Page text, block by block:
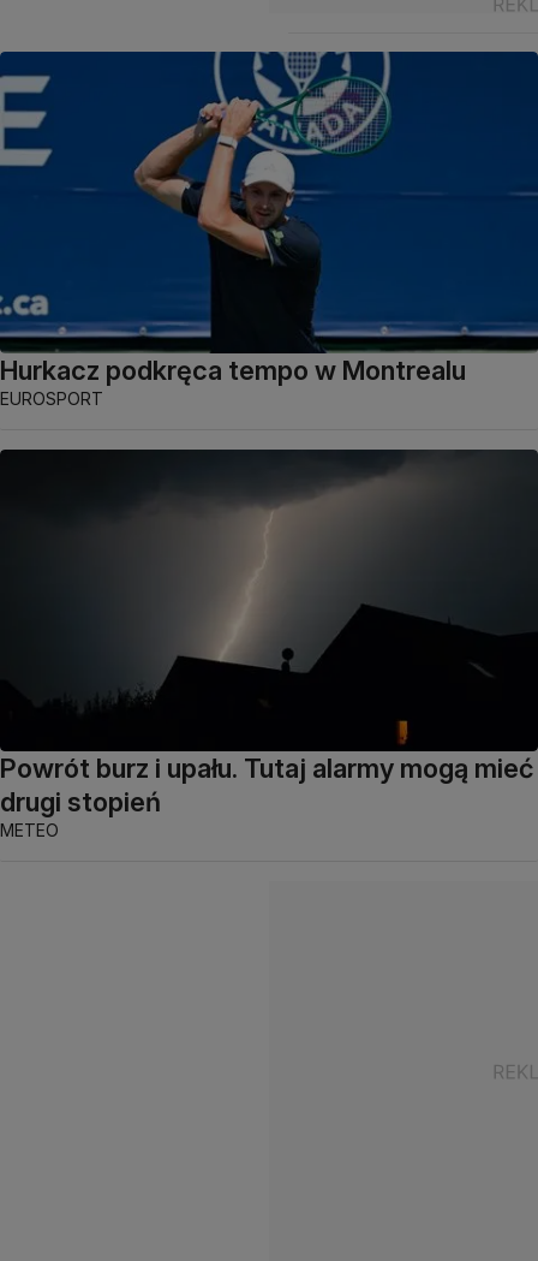
Hurkacz podkręca tempo w Montrealu
EUROSPORT
Powrót burz i upału. Tutaj alarmy mogą mieć
drugi stopień
METEO